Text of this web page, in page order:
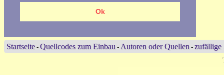
Ok
Startseite - Quellcodes zum Einbau - Autoren oder Quellen - zufällige